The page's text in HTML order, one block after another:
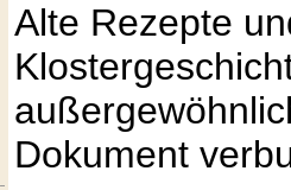
Alte Rezepte
Dokument